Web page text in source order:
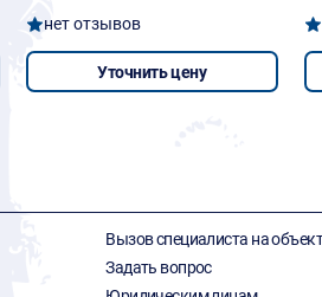
нет отзывов
Уточнить цену
Вызов специалиста на
Задать вопрос